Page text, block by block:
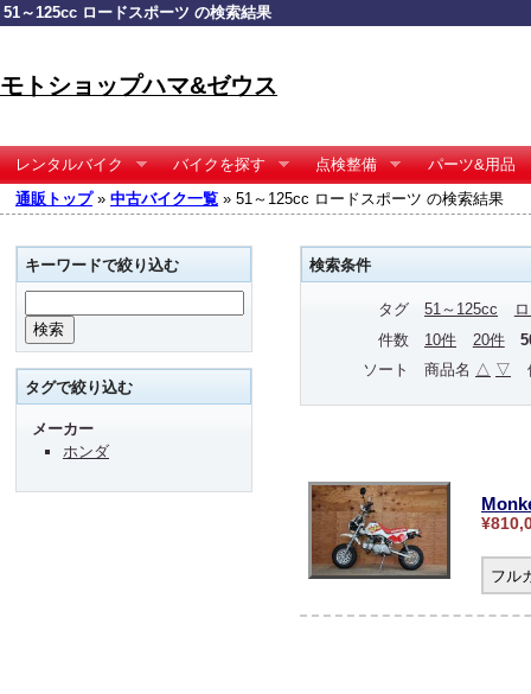
51～125cc ロードスポーツ の検索結果
モトショップハマ&ゼウス
レンタルバイク バイクを探す 点検整備
パーツ&用品
通販トップ» 中古バイク一覧 » 51～125cc ロードスポーツ の検索結果
検索条件
タグ 51～125cc
件数
10件 20件
ソート
商品名 △ ▽
フル
キーワードで絞り込む
タグで絞り込む
メーカー
ホンダ